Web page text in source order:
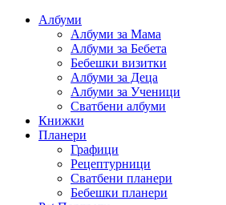
Албуми
Албуми за Мама
Албуми за Бебета
Бебешки визитки
Албуми за Деца
Албуми за Ученици
Сватбени албуми
Книжки
Планери
Графици
Рецептурници
Сватбени планери
Бебешки планери